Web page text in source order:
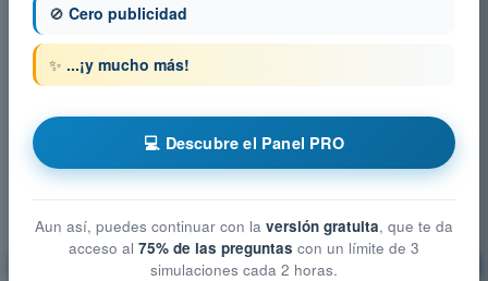
Principios de Vuelo (Avión) ¡Entrenamiento!
🚫 Cero publicidad
✨ ...¡y mucho más!
💻 Descubre el Panel PRO
Aun así, puedes continuar con la versión gratuita, que te da
acceso al 75% de las preguntas con un límite de 3
simulaciones cada 2 horas.